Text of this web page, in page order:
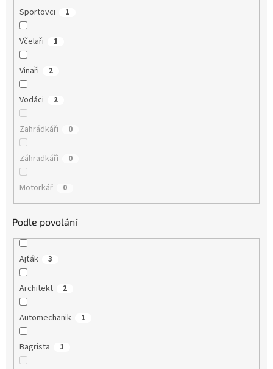
Sportovci 1
Včelaři 1
Vinaři 2
Vodáci 2
Zahrádkáři 0
Záhradkáři 0
Motorkář 0
Podle povolání
Ajťák 3
Architekt 2
Automechanik 1
Bagrista 1